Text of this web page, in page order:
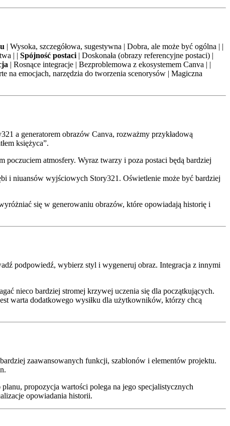
| Wysoka, szczegółowa, sugestywna | Dobra, ale może być ogólna | |
| | Spójność postaci | Doskonała (obrazy referencyjne postaci) |
| Rosnące integracje | Bezproblemowa z ekosystemem Canva | |
na emocjach, narzędzia do tworzenia scenorysów | Magiczna
a generatorem obrazów Canva, rozważmy przykładową
księżyca”.
atmosfery. Wyraz twarzy i poza postaci będą bardziej
i niuansów wyjściowych Story321. Oświetlenie może być bardziej
się w generowaniu obrazów, które opowiadają historię i
podpowiedź, wybierz styl i wygeneruj obraz. Integracja z innymi
nieco bardziej stromej krzywej uczenia się dla początkujących.
warta dodatkowego wysiłku dla użytkowników, którzy chcą
zaawansowanych funkcji, szablonów i elementów projektu.
propozycja wartości polega na jego specjalistycznych
opowiadania historii.